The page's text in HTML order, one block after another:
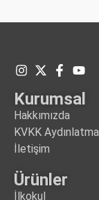
Kurumsal
Hakkımızda
KVKK
İletişim
Ürünler
İlkokul